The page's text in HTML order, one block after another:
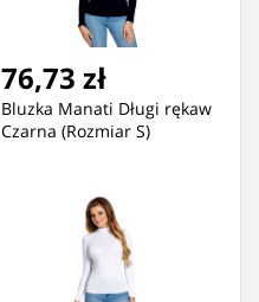
76,73 zł
Bluzka Manati Długi rękaw
Czarna (Rozmiar S)